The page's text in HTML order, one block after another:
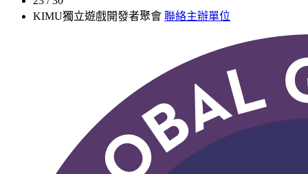
KIMU獨立遊戲開發者聚會 聯絡主辦單位